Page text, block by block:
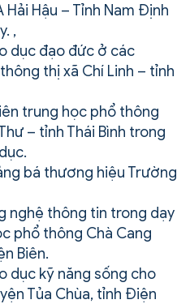
Hậu – Tỉnh Nam Định
,
dục đạo đức ở các
thị xã Chí Linh – tỉnh
trung học phổ thông
– tỉnh Thái Bình trong
bá thương hiệu Trường
nghệ thông tin trong dạy
phổ thông Chà Cang
Biên.
dục kỹ năng sống cho
Tủa Chùa, tỉnh Điện